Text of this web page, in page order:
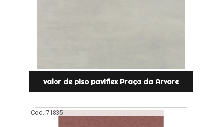
valor de piso paviflex Praça da Arvore
Cod.:71835